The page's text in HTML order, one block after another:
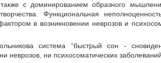
с доминированием образного
Функциональная
в возникновении неврозов и
система “быстрый сон -
неврозов, ни психосоматических